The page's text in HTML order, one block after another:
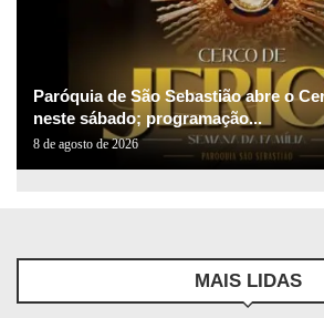
Paróquia de São Sebastião abre o
neste sábado; programação...
8 de agosto de 2026
MAIS LIDAS